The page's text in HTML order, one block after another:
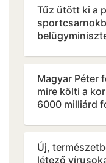
Tűz ütött ki a
bajnokság
Magyar Péter
mire költi a
6000 milliárd
Új,
létező